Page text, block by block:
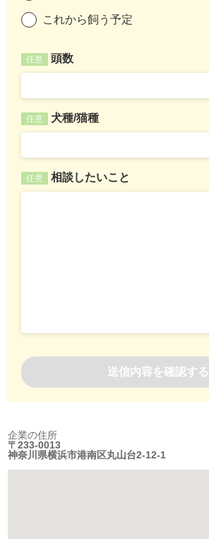
これから飼う予定
任意 頭数
任意 犬種/猫種
任意 相談したいこと
企業の住所
〒233-0013
神奈川県横浜市港南区丸山台2-12-1